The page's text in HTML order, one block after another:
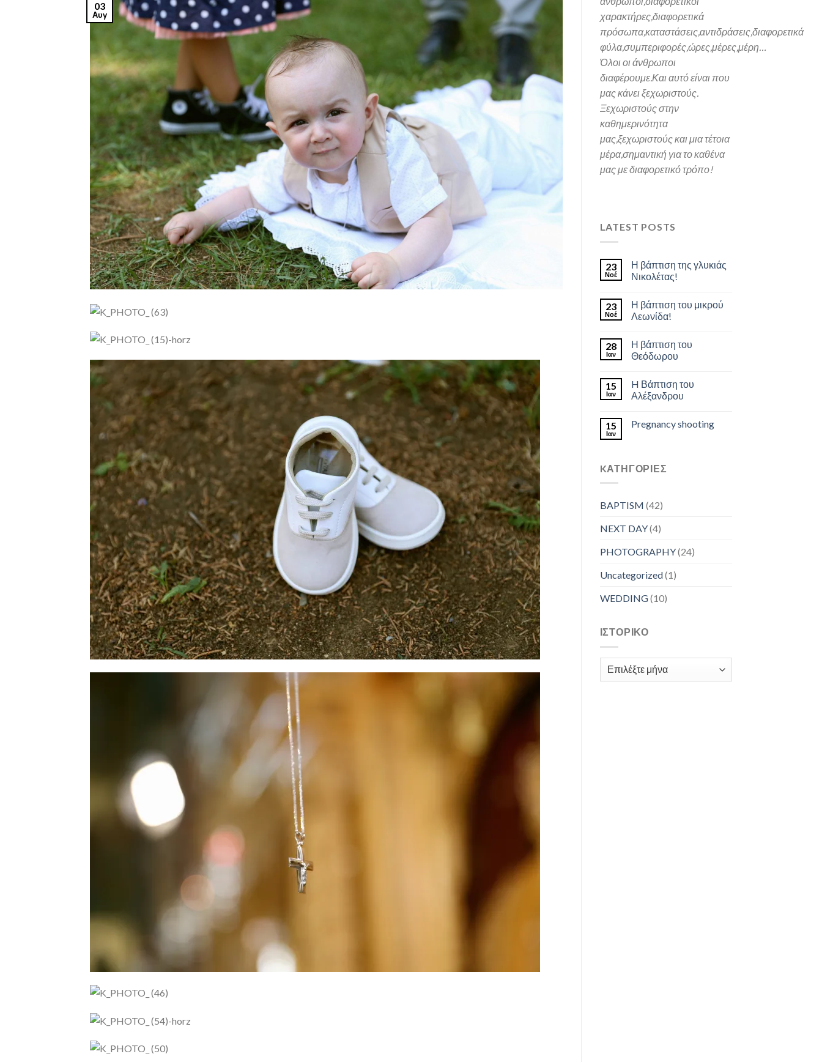
03
Αυγ
χαρακτήρες,διαφορετικά
πρόσωπα,καταστάσεις,αντιδράσεις,διαφορετικά
φύλα,συμπεριφορές,ώρες,μέρες,μέρη…
Όλοι οι άνθρωποι
διαφέρουμε.Και αυτό είναι που
μας κάνει ξεχωριστούς.
Ξεχωριστούς στην
καθημερινότητα
μας,ξεχωριστούς και μια τέτοια
μέρα,σημαντική για το καθένα
μαςμε διαφορετικό τρόπο!
LATEST POSTS
23
Νοέ
Η βάπτιση της γλυκιάς
Νικολέτας!
23
Νοέ
Η βάπτιση του μικρού
Λεωνίδα!
28
Ιαν
Η βάπτιση του
Θεόδωρου
15
Ιαν
H Βάπτιση του
Αλέξανδρου
15
Ιαν
Pregnancy shooting
KΑΤΗΓΟΡΊΕΣ
BAPTISM (42)
NEXT DAY(4)
PHOTOGRAPHY(24)
Uncategorized(1)
WEDDING(10)
ΙΣΤΟΡΙΚΌ
Ιστορικό